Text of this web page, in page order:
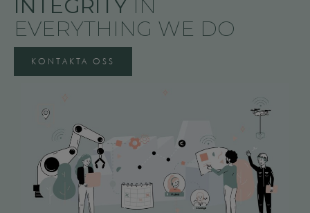
INTEGRITY IN
EVERYTHING WE DO
KONTAKTA OSS